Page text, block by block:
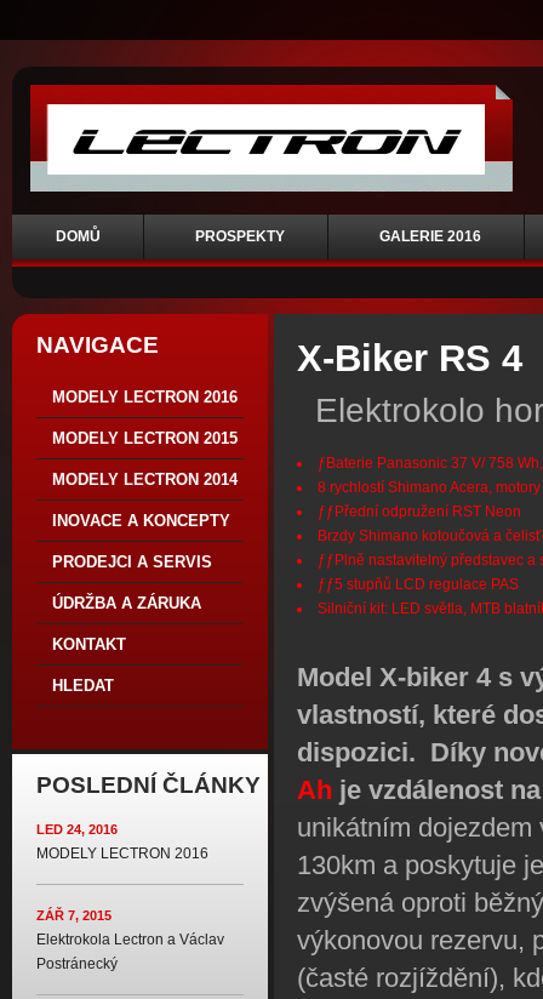
DOMŮ PROSPEKTY GALERIE 2016
NAVIGACE
MODELY LECTRON 2016
MODELY LECTRON 2015
MODELY LECTRON 2014
INOVACE A KONCEPTY
PRODEJCI A SERVIS
ÚDRŽBA A ZÁRUKA
KONTAKT
HLEDAT
POSLEDNÍ ČLÁNKY
LED 24, 2016
MODELY LECTRON 2016
ZÁŘ 7, 2015
Elektrokola Lectron a Václav
Postránecký
X-Biker RS 4
Elektrokolo
ƒBaterie Panasonic 37 V/ 758
8 rychlostí Shimano Acera,
ƒƒPřední odpružení RST Neon
Brzdy Shimano kotoučová a
ƒƒPlně nastavitelný představec a
ƒƒ5 stupňů LCD regulace PAS
Silniční kit: LED světla, MTB
Model X-biker 4 s
vlastností, které
dispozici. Díky
Ah je vzdálenost
unikátním
130km a poskytuje
zvýšená oproti
výkonovou rezervu,
(časté rozjíždění),